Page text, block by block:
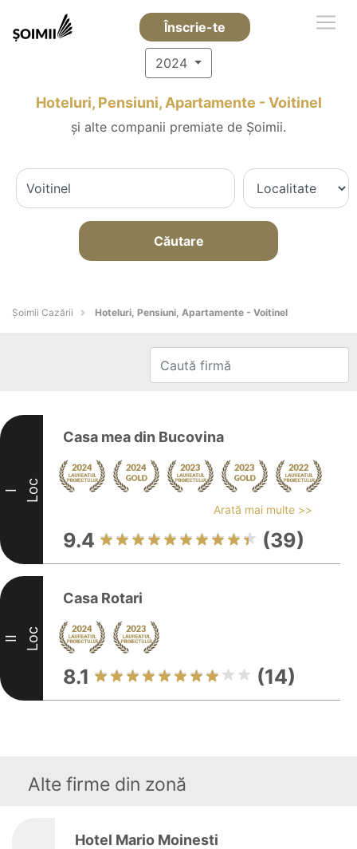
Înscrie-te
2024
Hoteluri, Pensiuni, Apartamente - Voitinel
și alte companii premiate de Șoimii.
Căutare
Șoimii Cazării Hoteluri, Pensiuni, Apartamente - Voitinel
I Loc
Casa mea din Bucovina
Arată mai multe >>
9.4 (39)
II Loc
Casa Rotari
8.1 (14)
Alte firme din zonă
Hotel Mario Moinesti